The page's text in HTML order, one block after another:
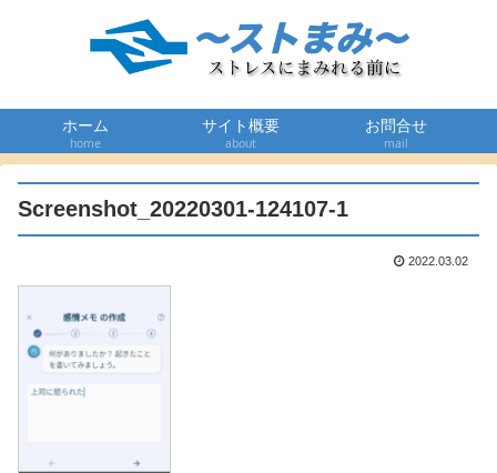
ホーム
home
サイト概要
about
お問合せ
mail
Screenshot_20220301-124107-1
2022.03.02